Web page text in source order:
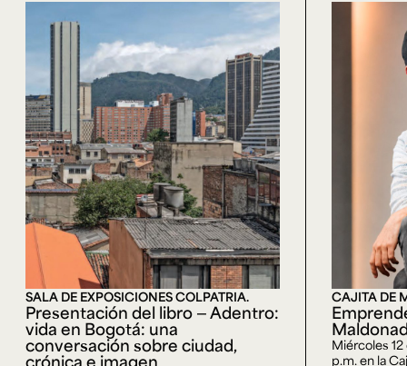
SALA DE EXPOSICIONES COLPATRIA.
Presentación del libro — Adentro:
vida en Bogotá: una
conversación sobre ciudad,
crónica e imagen
CAJITA DE
Miércoles
p.m. en la